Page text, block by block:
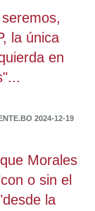
la única
en
2024-12-19
Morales
o sin el
la